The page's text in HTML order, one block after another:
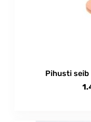
Pihusti seib